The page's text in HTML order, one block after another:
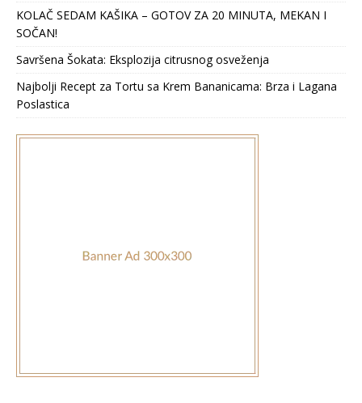
KOLAČ SEDAM KAŠIKA – GOTOV ZA 20 MINUTA, MEKAN I
SOČAN!
Savršena Šokata: Eksplozija citrusnog osveženja
Najbolji Recept za Tortu sa Krem Bananicama: Brza i Lagana
Poslastica